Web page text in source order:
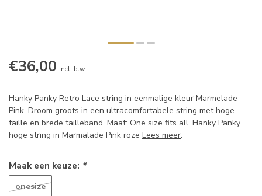
€36,00 Incl. btw
Hanky Panky Retro Lace string in eenmalige kleur Marmelade
Pink. Droom groots in een ultracomfortabele string met hoge
taille en brede tailleband. Maat: One size fits all. Hanky Panky
hoge string in Marmalade Pink roze Lees meer.
Maak een keuze: *
onesize